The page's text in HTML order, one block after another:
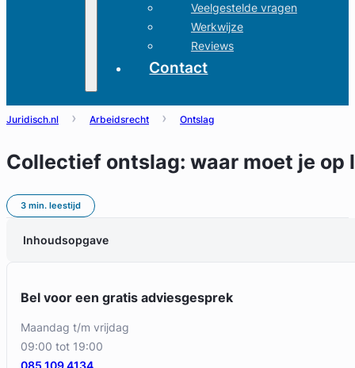
Veelgestelde vragen
Werkwijze
Reviews
Contact
Juridisch.nl Arbeidsrecht Ontslag
Collectief ontslag: waar moet je op
3 min. leestijd
Inhoudsopgave
Bel voor een gratis adviesgesprek
maandag t/m vrijdag
09:00 tot 19:00